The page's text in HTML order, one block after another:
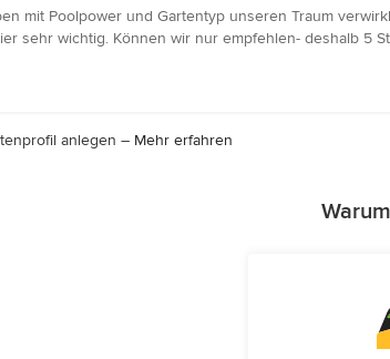
mit Poolpower und Gartentyp unseren Traum
sehr wichtig. Können wir nur empfehlen- deshalb 5
anlegen – Mehr erfahren